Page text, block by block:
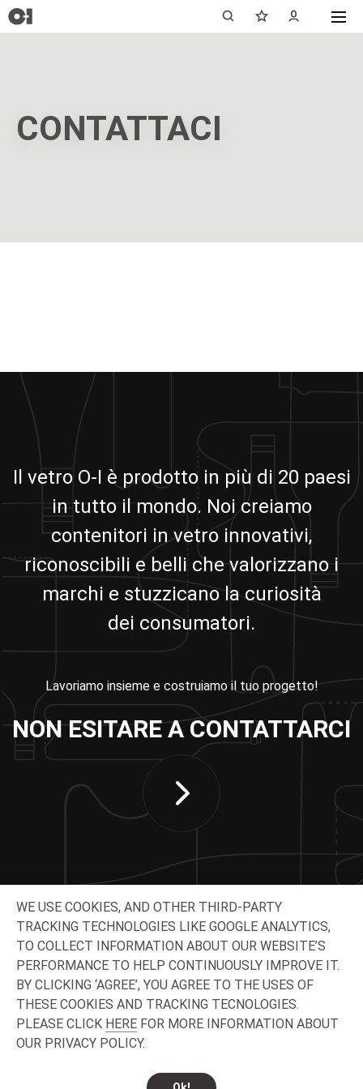
CONTATTACI
Il vetro O-I è prodotto in più di 20 paesi
in tutto il mondo. Noi creiamo
contenitori in vetro innovativi,
riconoscibili e belli che valorizzano i
marchi e stuzzicano la curiosità
dei consumatori.
Lavoriamo insieme e costruiamo il tuo progetto!
NON ESITARE A CONTATTARCI
WE USE COOKIES, AND OTHER THIRD-PARTY
TRACKING TECHNOLOGIES LIKE GOOGLE ANALYTICS,
TO COLLECT INFORMATION ABOUT OUR WEBSITE’S
PERFORMANCE TO HELP CONTINUOUSLY IMPROVE IT.
BY CLICKING ‘AGREE’, YOU AGREE TO THE USES OF
THESE COOKIES AND TRACKING TECNOLOGIES.
PLEASE CLICK HERE FOR MORE INFORMATION ABOUT
OUR PRIVACY POLICY.